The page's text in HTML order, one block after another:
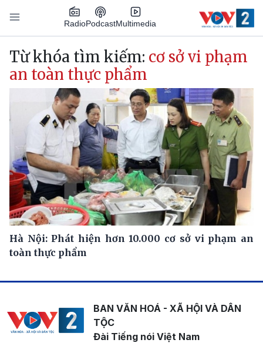
Nhảy đến nội dung
RadioPodcastMultimedia
Main navigation
Từ khóa tìm kiếm: cơ sở vi phạm
an toàn thực phẩm
Hà Nội: Phát hiện hơn 10.000 cơ sở vi phạm an
toàn thực phẩm
BAN VĂN HOÁ - XÃ HỘI VÀ DÂN
TỘC
Đài Tiếng nói Việt Nam